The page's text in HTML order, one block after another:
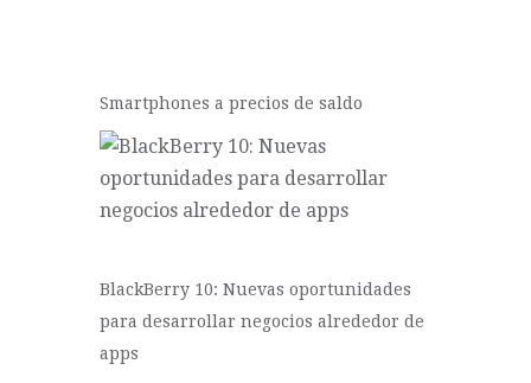
Smartphones a precios de saldo
BlackBerry 10: Nuevas oportunidades
para desarrollar negocios alrededor de
apps